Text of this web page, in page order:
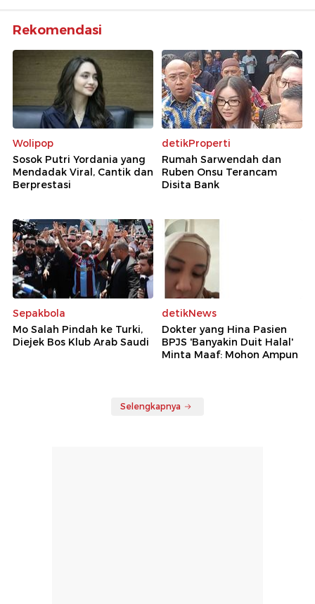
Rekomendasi
Wolipop
Sosok Putri Yordania yang
Mendadak Viral, Cantik dan
Berprestasi
detikProperti
Rumah Sarwendah dan
Ruben Onsu Terancam
Disita Bank
Sepakbola
Mo Salah Pindah ke Turki,
Diejek Bos Klub Arab Saudi
detikNews
Dokter yang Hina Pasien
BPJS 'Banyakin Duit Halal'
Minta Maaf: Mohon Ampun
Selengkapnya